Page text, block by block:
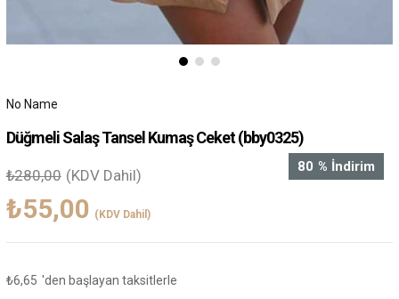
No Name
Düğmeli Salaş Tansel Kumaş Ceket(bby0325)
%
80 İndirim
₺280,00 (KDV Dahil)
₺55,00 (KDV Dahil)
₺6,65 'den başlayan taksitlerle